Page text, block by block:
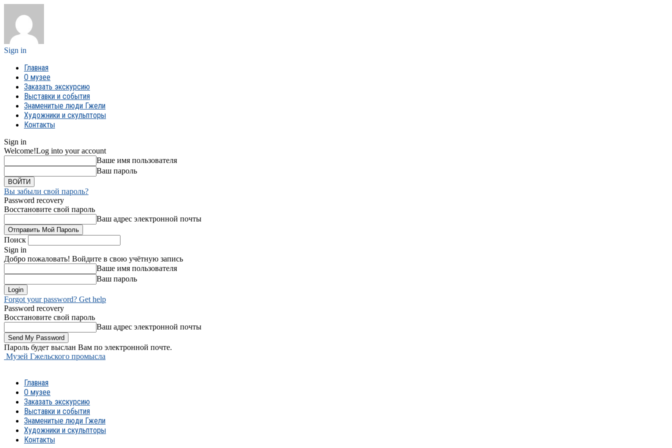
Sign in
Главная
О музее
Заказать экскурсию
Выставки и события
Знаменитые люди Гжели
Художники и скульпторы
Контакты
Sign in
Welcome!Log into your account
Ваше имя пользователя
Ваш пароль
Вы забыли свой пароль?
Password recovery
Восстановите свой пароль
Ваш адрес электронной почты
Поиск
Sign in
Добро пожаловать! Войдите в свою учётную запись
Ваше имя пользователя
Ваш пароль
Forgot your password? Get help
Password recovery
Восстановите свой пароль
Ваш адрес электронной почты
Пароль будет выслан Вам по электронной почте.
Музей Гжельского промысла
Главная
О музее
Заказать экскурсию
Выставки и события
Знаменитые люди Гжели
Художники и скульпторы
Контакты